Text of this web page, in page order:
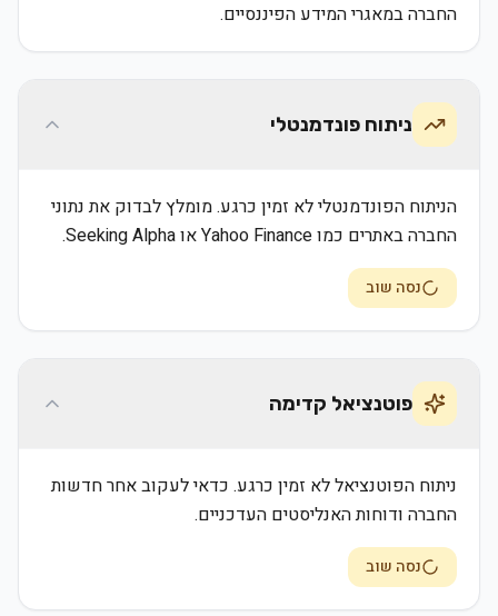
החברה במאגרי המידע הפיננסיים.
ניתוח פונדמנטלי
הניתוח הפונדמנטלי לא זמין כרגע. מומלץ לבדוק את נתוני
החברה באתרים כמו Yahoo Finance או Seeking Alpha.
נסה שוב
פוטנציאל קדימה
ניתוח הפוטנציאל לא זמין כרגע. כדאי לעקוב אחר חדשות
החברה ודוחות האנליסטים העדכניים.
נסה שוב